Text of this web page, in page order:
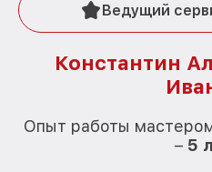
Ведущий
Константин
Опыт работы
– 5